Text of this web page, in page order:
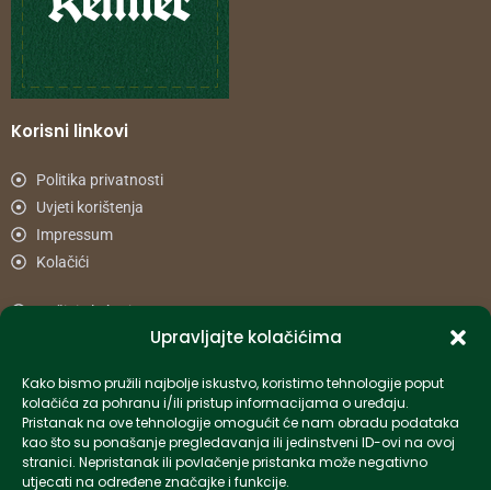
Upravljajte kolačićima
Kako bismo pružili najbolje iskustvo, koristimo tehnologije poput
kolačića za pohranu i/ili pristup informacijama o uređaju.
Pristanak na ove tehnologije omogućit će nam obradu podataka
kao što su ponašanje pregledavanja ili jedinstveni ID-ovi na ovoj
stranici. Nepristanak ili povlačenje pristanka može negativno
utjecati na određene značajke i funkcije.
Korisni linkovi
Politika privatnosti
Uvjeti korištenja
Impressum
Kolačići
Načini plaćanja
Informacije
info-hr@kettner.com